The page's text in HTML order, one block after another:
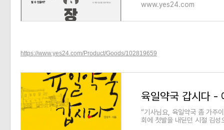
www.yes24.com
https://www.yes24.com/Product/Goods/102819659
육일약국 갑시다 -
“기사님요, 육일약국 좀 가주
회에 첫발을 내딛던 시절 김